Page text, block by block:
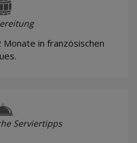
in französischen
Serviertipps